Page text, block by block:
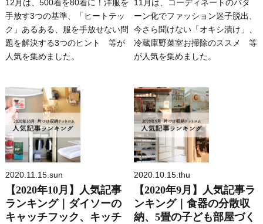
12月は、500着を80着に！洋服を
手放す3つの基準、「ヒートテッ
ク」あるある、服を手放せない問
題を解決する3つのヒント 等が
人気を集めました。
11月は、コーディネートのパタ
ーン化でファッション迷子脱出、
今さら聞けない「オキシ漬け」、
冷蔵庫野菜室お掃除のススメ 等
が人気を集めました。
2020.11.15.sun
【2020年10月】人気記事
ランキング｜ダイソーの
キャッチフック、キッチ
2020.10.15.thu
【2020年9月】人気記事ラ
ンキング｜食器の分散収
納、5畳の子ども部屋づく